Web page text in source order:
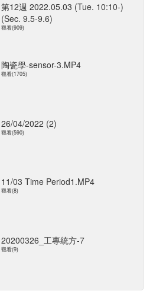
第12週 2022.05.03 (Tue. 10:10-)
(Sec. 9.5-9.6)
觀看(909)
陶瓷學-sensor-3.MP4
觀看(1705)
26/04/2022 (2)
觀看(590)
11/03 Time Period1.MP4
觀看(8)
20200326_工專統方-7
觀看(9)